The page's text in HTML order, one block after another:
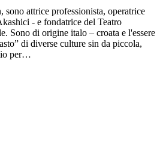
attrice professionista, operatrice
- e fondatrice del Teatro
Sono di origine italo – croata e l'essere
di diverse culture sin da piccola,
per…